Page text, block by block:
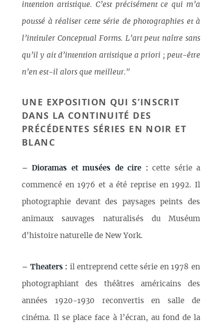
intention artistique. C’est précisément ce qui m’a
poussé à réaliser cette série de photographies et à
l’intituler Conceptual Forms. L’art peut naître sans
qu’il y ait d’intention artistique a priori ; peut-être
n’en est-il alors que meilleur."
UNE EXPOSITION QUI S’INSCRIT
DANS LA CONTINUITÉ DES
PRÉCÉDENTES SÉRIES EN NOIR ET
BLANC
– Dioramas et musées de cire : cette série a
commencé en 1976 et a été reprise en 1992. Il
photographie devant des paysages peints des
animaux sauvages naturalisés du Muséum
d’histoire naturelle de New York.
– Theaters : il entreprend cette série en 1978 en
photographiant des théâtres américains des
années 1920-1930 reconvertis en salle de
cinéma. Il se place face à l’écran, au fond de la